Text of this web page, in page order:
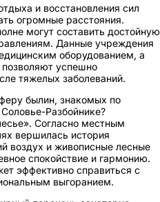
и восстановления сил
огромные расстояния.
могут составить достойную
Данные учреждения
оборудованием, а
успешно
тяжелых заболеваний.
былин, знакомых по
Разбойнике?
Согласно местным
вершилась история
воздух и живописные лесные
спокойствие и гармонию.
эффективно справиться с
выгоранием.